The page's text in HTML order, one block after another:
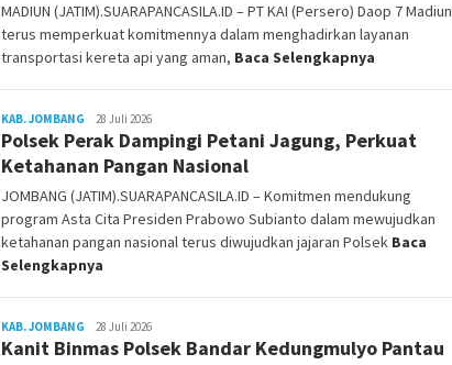
MADIUN (JATIM).SUARAPANCASILA.ID – PT KAI (Persero) Daop 7 Madiun
terus memperkuat komitmennya dalam menghadirkan layanan
transportasi kereta api yang aman, Baca Selengkapnya
KAB. JOMBANG Siyanto
28 Juli 2026
Polsek Perak Dampingi Petani Jagung, Perkuat
Ketahanan Pangan Nasional
JOMBANG (JATIM).SUARAPANCASILA.ID – Komitmen mendukung
program Asta Cita Presiden Prabowo Subianto dalam mewujudkan
ketahanan pangan nasional terus diwujudkan jajaran Polsek Baca
Selengkapnya
KAB. JOMBANG Siyanto
28 Juli 2026
Kanit Binmas Polsek Bandar Kedungmulyo Pantau